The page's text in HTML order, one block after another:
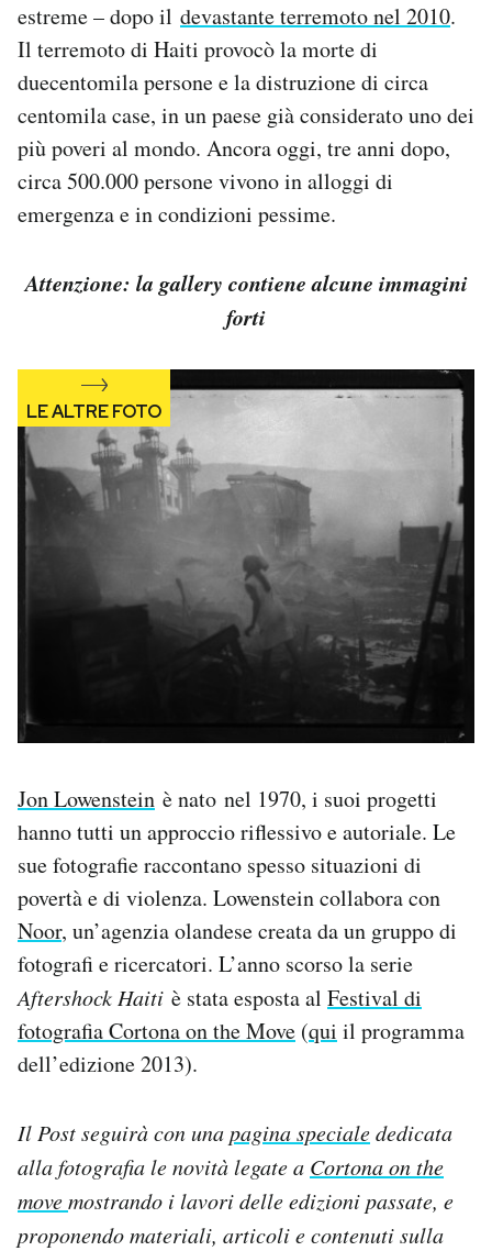
estreme – dopo il devastante terremoto nel 2010.
Il terremoto di Haiti provocò la morte di
duecentomila persone e la distruzione di circa
centomila case, in un paese già considerato uno dei
più poveri al mondo. Ancora oggi, tre anni dopo,
circa 500.000 persone vivono in alloggi di
emergenza e in condizioni pessime.
Attenzione: la gallery contiene alcune immagini
forti
Jon Lowenstein è nato nel 1970, i suoi progetti
hanno tutti un approccio riflessivo e autoriale. Le
sue fotografie raccontano spesso situazioni di
povertà e di violenza. Lowenstein collabora con
Noor, un’agenzia olandese creata da un gruppo di
fotografi e ricercatori. L’anno scorso la serie
Aftershock Haiti è stata esposta al Festival di
fotografia Cortona on the Move (qui il programma
dell’edizione 2013).
Il Post seguirà con unapagina specialededicata
alla fotografia le novità legate a Cortona on the
movemostrando i lavori delle edizioni passate, e
proponendo materiali, articoli e contenuti sulla